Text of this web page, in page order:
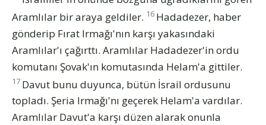
Aramlılar bir araya geldiler. 16 Hadadezer, haber
gönderip Fırat Irmağı'nın karşı yakasındaki
Aramlılar'ı çağırttı. Aramlılar Hadadezer'in ordu
komutanı Şovak'ın komutasında Helam'a gittiler.
17 Davut bunu duyunca, bütün İsrail ordusunu
topladı. Şeria Irmağı'nı geçerek Helam'a vardılar.
Aramlılar Davut'a karşı düzen alarak onunla